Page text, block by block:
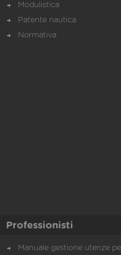
Modulistica
Patente nautica
Normativa
Professionisti
Manuale gestione utenze